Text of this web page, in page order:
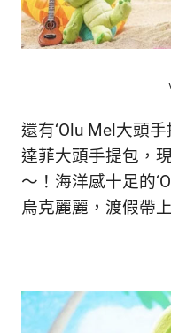
還有‘Olu Mel大頭
達菲大頭手提包，
～！海洋感十足的
烏克麗麗，渡假帶